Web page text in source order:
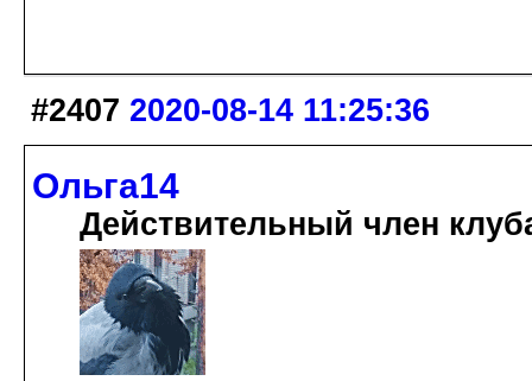
#2407 2020-08-14 11:25:36
Ольга14
Действительный член